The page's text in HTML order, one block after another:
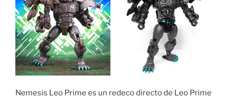
Nemesis Leo Prime es un redeco directo de Leo Prime